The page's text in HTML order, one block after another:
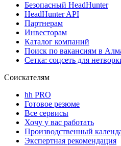
Безопасный HeadHunter
HeadHunter API
Партнерам
Инвесторам
Каталог компаний
Поиск по вакансиям в
Сетка: соцсеть для
Соискателям
hh PRO
Готовое резюме
Все сервисы
Хочу у вас работать
Производственный
Экспертная рекомендация